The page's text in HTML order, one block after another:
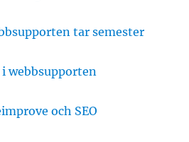
tar semester
webbsupporten
och SEO